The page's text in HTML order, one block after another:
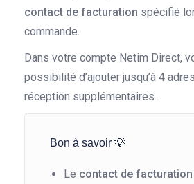
contact de facturation spécifié
commande.
Dans votre compte Netim Direct,
possibilité d’ajouter jusqu’à 4
réception supplémentaires.
Bon à savoir 💡
Le contact de facturation